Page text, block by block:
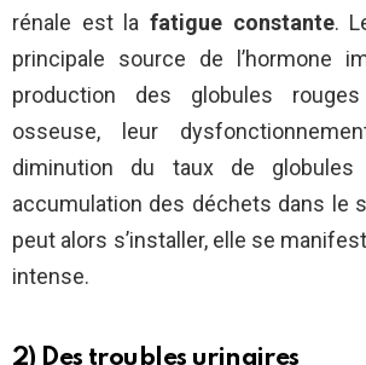
rénale est la fatigue constante.
principale source de l’hormone
production des globules
osseuse, leur
diminution du taux de
accumulation des déchets dans le
peut alors s’installer, elle se
intense.
2) Des troubles urinaires